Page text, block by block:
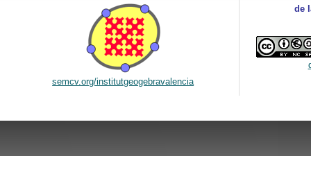
semcv.org/institutgeogebravalencia
de